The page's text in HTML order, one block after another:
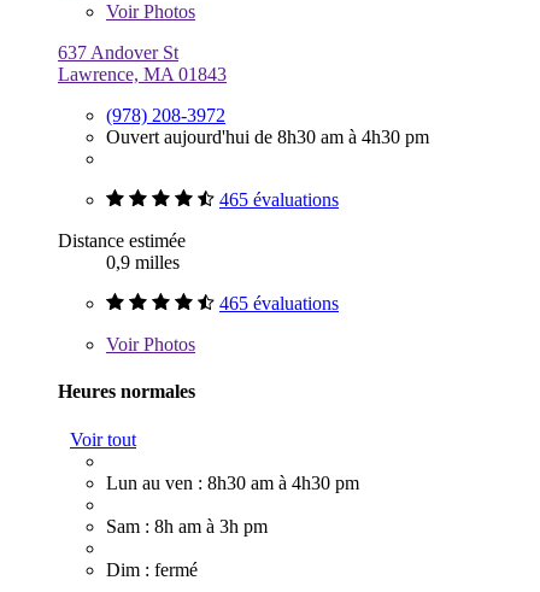
VoirPhotos
637 Andover St
Lawrence, MA 01843
(978) 208-3972
Ouvert aujourd'hui de 8h30 am à 4h30 pm
465 évaluations
Distance estimée
0,9 milles
465 évaluations
VoirPhotos
Heures normales
Voir tout
Lun au ven : 8h30 am à 4h30 pm
Sam : 8h am à 3h pm
Dim : fermé